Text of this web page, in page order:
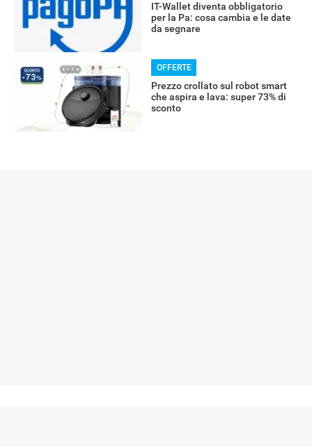
IT-Wallet diventa obbligatorio
per la Pa: cosa cambia e le date
da segnare
OFFERTE
Prezzo crollato sul robot smart
che aspira e lava: super 73% di
sconto